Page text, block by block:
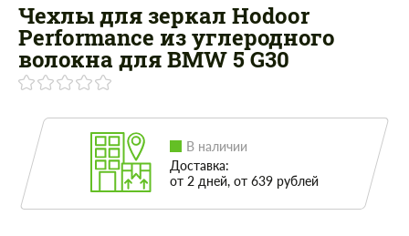
Чехлы для зеркал Hodoor
Performance из углеродного
волокна для BMW 5 G30
В наличии
Доставка:
от 2 дней, от 639 рублей